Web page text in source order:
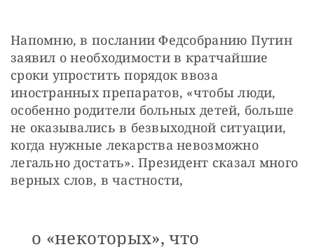
Напомню, в послании Федсобранию Путин
заявил о необходимости в кратчайшие
сроки упростить порядок ввоза
иностранных препаратов, «чтобы люди,
особенно родители больных детей, больше
не оказывались в безвыходной ситуации,
когда нужные лекарства невозможно
легально достать». Президент сказал много
верных слов, в частности,
о «некоторых», что